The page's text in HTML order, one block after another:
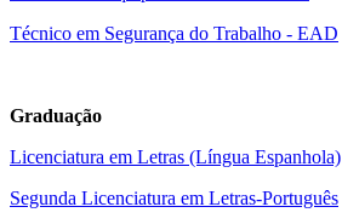
Técnico em Segurança do Trabalho - EAD
Graduação
Licenciatura em Letras (Língua Espanhola)
Segunda Licenciatura em Letras-Português